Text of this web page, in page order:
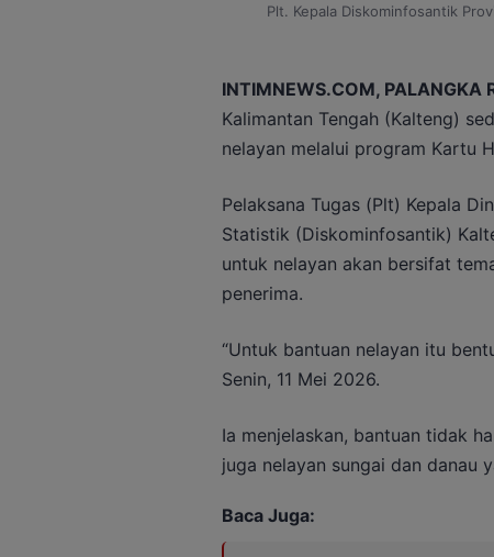
Plt. Kepala Diskominfosantik
INTIMNEWS.COM, PALANGKA
Kalimantan Tengah (Kalteng)
nelayan melalui program Kartu
Pelaksana Tugas (Plt) Kepala
Statistik (Diskominfosantik)
untuk nelayan akan bersifat
penerima.
“Untuk bantuan nelayan itu
Senin, 11 Mei 2026.
Ia menjelaskan, bantuan tidak
juga nelayan sungai dan danau
Baca Juga: